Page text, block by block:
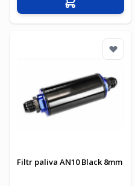
Přidat do košíku
Filtr paliva AN10 Black 8mm